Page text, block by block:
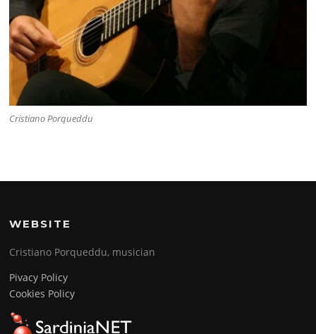
Cristiano Porqueddu
WEBSITE
Cristiano Porqueddu, musician
Pivacy Policy
Cookies Policy